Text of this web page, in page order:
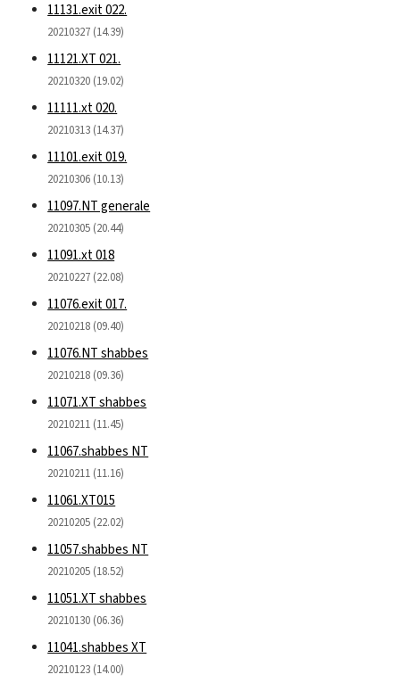
11131.exit 022.
20210327 (14.39)
11121.XT 021.
20210320 (19.02)
11111.xt 020.
20210313 (14.37)
11101.exit 019.
20210306 (10.13)
11097.NT generale
20210305 (20.44)
11091.xt 018
20210227 (22.08)
11076.exit 017.
20210218 (09.40)
11076.NT shabbes
20210218 (09.36)
11071.XT shabbes
20210211 (11.45)
11067.shabbes NT
20210211 (11.16)
11061.XT015
20210205 (22.02)
11057.shabbes NT
20210205 (18.52)
11051.XT shabbes
20210130 (06.36)
11041.shabbes XT
20210123 (14.00)